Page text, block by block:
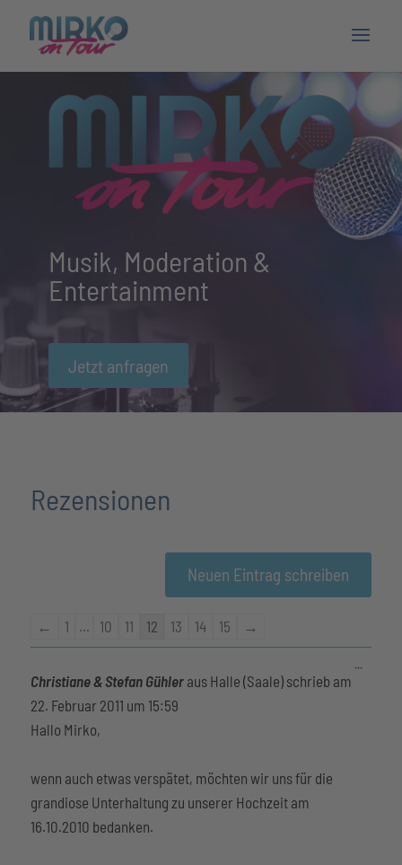
Musik, Moderation &
Entertainment
Jetzt anfragen
Rezensionen
Navigation
der
Gästebuchliste
← 1 ... 10 11 12 13 14 15 →
Christiane & Stefan Gühler aus Halle (Saale) schrieb am
22. Februar 2011 um 15:59
Hallo Mirko,
wenn auch etwas verspätet, möchten wir uns für die
grandiose Unterhaltung zu unserer Hochzeit am
16.10.2010 bedanken.